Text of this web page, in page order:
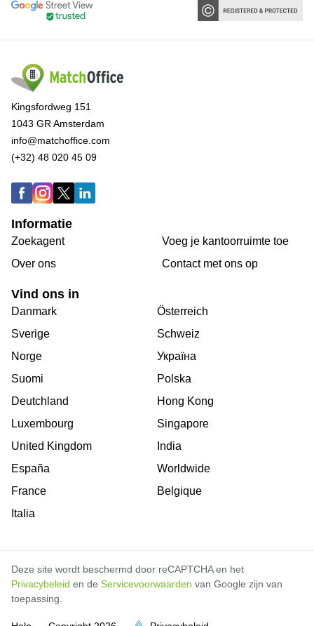
Kingsfordweg 151
1043 GR Amsterdam
info@matchoffice.com
(+32) 48 020 45 09
Informatie
Zoekagent
Over ons
Voeg je kantoorruimte toe
Сontact met ons op
Vind ons in
Danmark
Sverige
Norge
Suomi
Deutchland
Luxembourg
United Kingdom
España
France
Italia
Österreich
Schweiz
Україна
Polska
Hong Kong
Singapore
India
Worldwide
Belgique
Deze site wordt beschermd door reCAPTCHA en het
Privacybeleid en de Servicevoorwaarden van Google zijn van
toepassing.